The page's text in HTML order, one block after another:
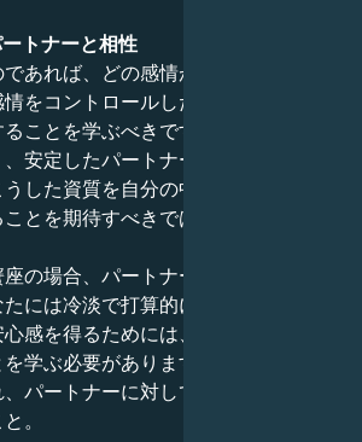
トナーと相性
あれば、どの感情が健全で合理的な
をコントロールしたり抑えたりすべ
ことを学ぶべきです。山羊座の子孫
安定したパートナーを探します。や
した資質を自分の中に見つけるべき
とを期待すべきではありません。
の場合、パートナーは年上で成熟し
には冷淡で打算的に見えるかもしれ
感を得るためには、客観的で真面目
学ぶ必要があります。交際には一定
パートナーに対しては堅実で信頼で
。